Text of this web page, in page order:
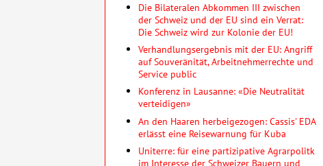
Die Bilateralen Abkommen III zwischen
der Schweiz und der EU sind ein Verrat:
Die Schweiz wird zur Kolonie der EU!
Verhandlungsergebnis mit der EU: Angriff
auf Souveränität, Arbeitnehmerrechte und
Service public
Konferenz in Lausanne: «Die Neutralität
verteidigen»
An den Haaren herbeigezogen: Cassis' EDA
erlässt eine Reisewarnung für Kuba
Uniterre: für eine partizipative Agrarpolitk
im Interesse der Schweizer Bauern und